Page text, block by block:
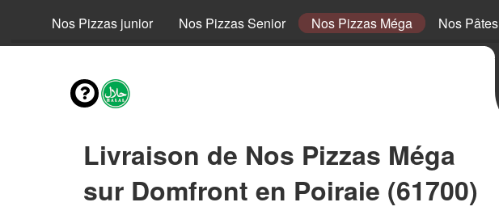
Nos Pizzas junior Nos Pizzas Senior Nos Pizzas Méga Nos Pâtes
Livraison de Nos Pizzas Méga
sur Domfront en Poiraie (61700)